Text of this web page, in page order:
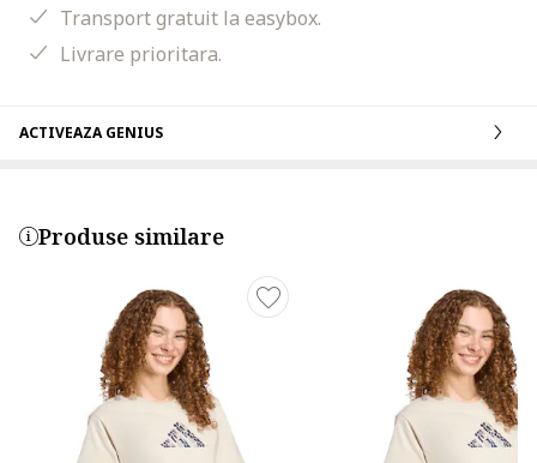
Transport gratuit la easybox.
Livrare prioritara.
ACTIVEAZA GENIUS
Produse similare